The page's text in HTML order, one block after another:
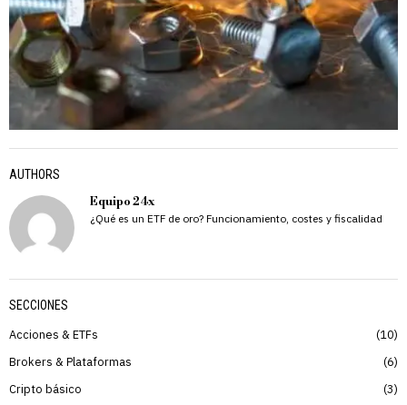
AUTHORS
Equipo 24x
¿Qué es un ETF de oro? Funcionamiento, costes y fiscalidad
SECCIONES
Acciones & ETFs
10
Brokers & Plataformas
6
Cripto básico
3